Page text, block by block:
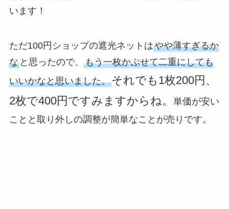
います！
ただ100円ショップの遮光ネットはやや薄すぎるか
なと思ったので、 もう一枚かぶせて二重にしても
いいかなと思いました。それでも1枚200円、
2枚で400円ですみますからね。
単価が安い
ことと取り外しの調整が簡単なことが売りです。